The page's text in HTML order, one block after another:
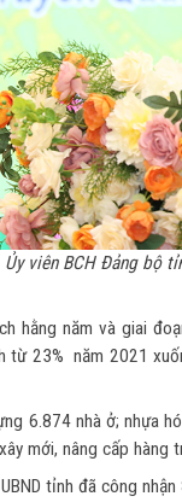
viên BCH Đảng bộ
hằng năm và giai
từ 23% năm 2021
6.874 nhà ở; nhựa
mới, nâng cấp hàng
tỉnh đã công